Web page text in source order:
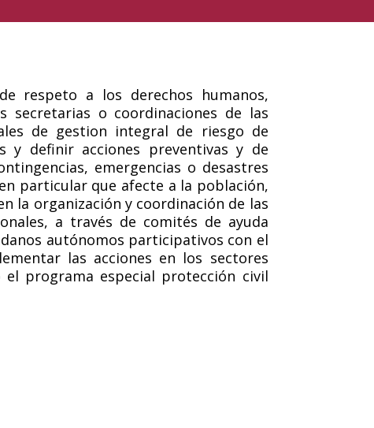
respeto a los derechos humanos,
secretarias o coordinaciones de las
de gestion integral de riesgo de
definir acciones preventivas y de
emergencias o desastres
particular que afecte a la población,
la organización y coordinación de las
a través de comités de ayuda
autónomos participativos con el
las acciones en los sectores
programa especial protección civil